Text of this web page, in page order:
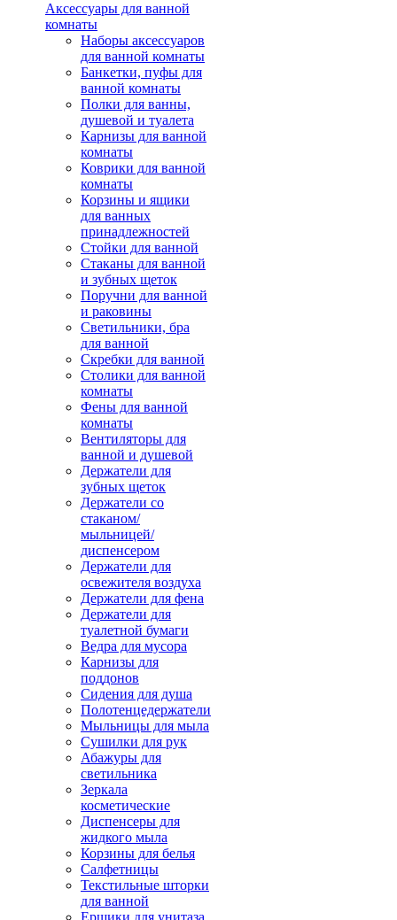
Аксессуары для ванной
комнаты
Наборы аксессуаров
для ванной комнаты
Банкетки, пуфы для
ванной комнаты
Полки для ванны,
душевой и туалета
Карнизы для ванной
комнаты
Коврики для ванной
комнаты
Корзины и ящики
для ванных
принадлежностей
Стойки для ванной
Стаканы для ванной
и зубных щеток
Поручни для ванной
и раковины
Светильники, бра
для ванной
Скребки для ванной
Столики для ванной
комнаты
Фены для ванной
комнаты
Вентиляторы для
ванной и душевой
Держатели для
зубных щеток
Держатели со
стаканом/
мыльницей/
диспенсером
Держатели для
освежителя воздуха
Держатели для фена
Держатели для
туалетной бумаги
Ведра для мусора
Карнизы для
поддонов
Сидения для душа
Полотенцедержатели
Мыльницы для мыла
Сушилки для рук
Абажуры для
светильника
Зеркала
косметические
Диспенсеры для
жидкого мыла
Корзины для белья
Салфетницы
Текстильные шторки
для ванной
Ершики для унитаза